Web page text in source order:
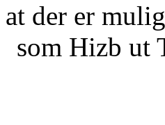
at der er
som Hizb ut